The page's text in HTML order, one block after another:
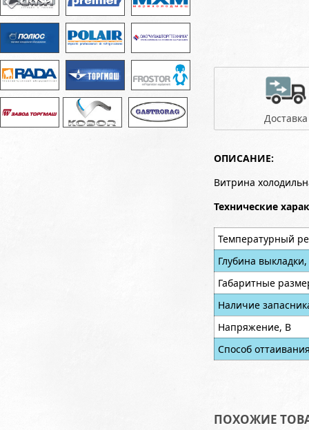
Доставка
ОПИСАНИЕ:
Витрина
Технические
Температурный
Глубина
Габаритные
Наличие
Напряжение, В
Способ
ПОХОЖИЕ